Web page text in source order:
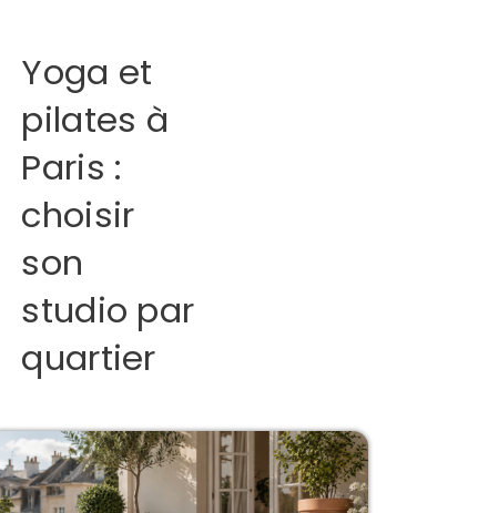
Yoga et
pilates à
Paris :
choisir
son
studio par
quartier